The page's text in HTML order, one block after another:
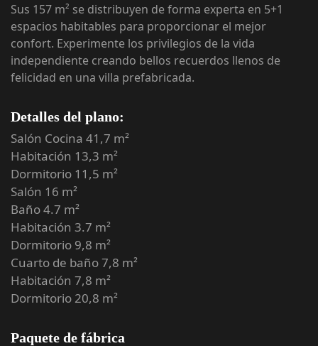
Sus 157 m² se distribuyen de forma experta en 5+1
espacios habitables para proporcionar el mejor
confort. Experimente los privilegios de la vida
independiente creando bellos recuerdos llenos de
felicidad en una villa prefabricada.
Detalles del plano:
Salón Cocina 41,7 m²
Habitación 13,3 m²
Dormitorio 11,5 m²
Salón 16 m²
Baño 4.7 m²
Habitación 3.7 m²
Dormitorio 9,8 m²
Cuarto de baño 7,8 m²
Habitación 7,8 m²
Dormitorio 20,8 m²
Paquete de fábrica